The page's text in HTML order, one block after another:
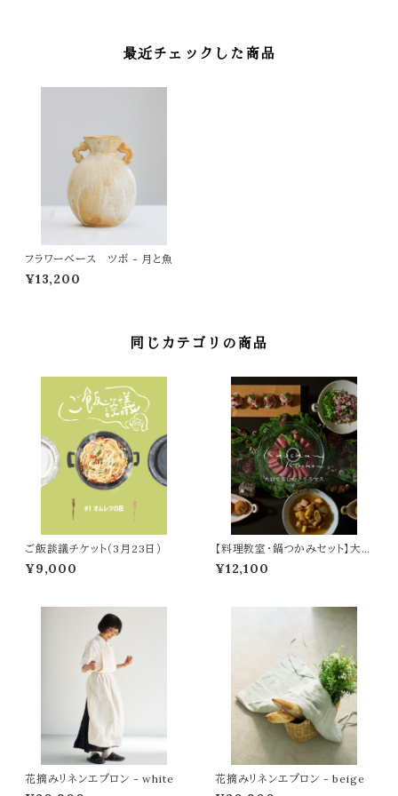
最近チェックした商品
フラワーベース ツボ - 月と魚
¥13,200
同じカテゴリの商品
ご飯談議チケット（3月23日）
¥9,000
【料理教室・鍋つかみセット】大皿
で楽しむクリスマス
¥12,100
花摘みリネンエプロン - white 花摘みリネンエプロン - beige